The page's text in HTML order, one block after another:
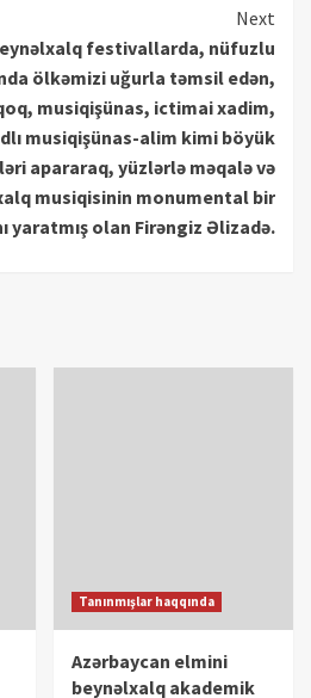
Next
festivallarda, nüfuzlu
ölkəmizi uğurla təmsil edən,
musiqişünas, ictimai xadim,
musiqişünas-alim kimi böyük
apararaq, yüzlərlə məqalə və
musiqisinin monumental bir
yaratmış olan Firəngiz Əlizadə.
Tanınmışlar haqqında
Azərbaycan elmini
beynəlxalq akademik